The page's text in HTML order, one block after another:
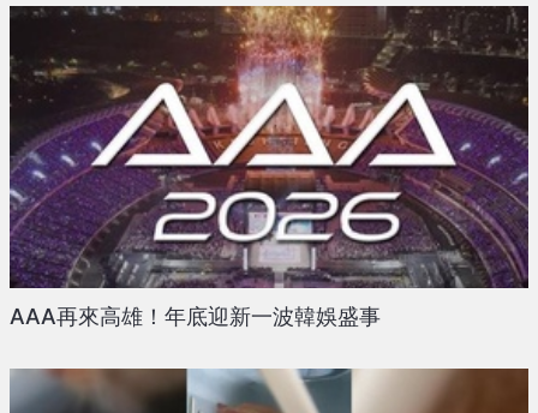
AAA再來高雄！年底迎新一波韓娛盛事